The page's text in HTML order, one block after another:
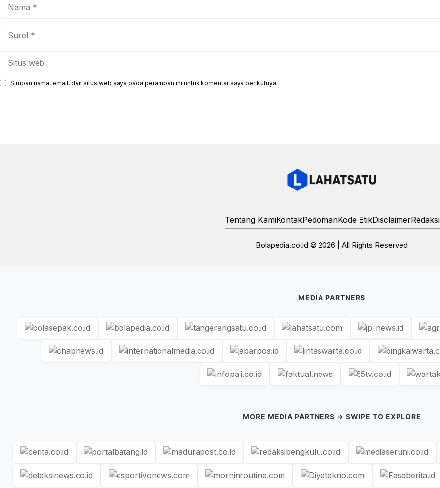
Simpan nama, email, dan situs web saya pada peramban ini untuk komentar saya berikutnya.
Tentang KamiKontakPedomanKode EtikDisclaimerRedaksi
Bolapedia.co.id © 2026 | All Rights Reserved
MEDIA PARTNERS
MORE MEDIA PARTNERS → SWIPE TO EXPLORE